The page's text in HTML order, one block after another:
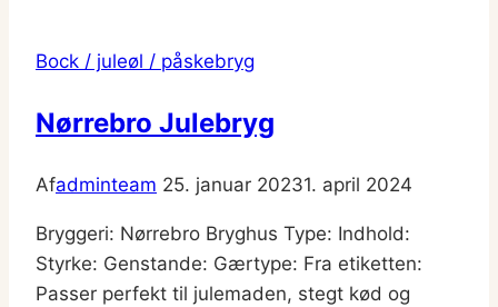
Bock / juleøl / påskebryg
Nørrebro Julebryg
Afadminteam 25. januar 20231. april 2024
Bryggeri: Nørrebro Bryghus Type: Indhold:
Styrke: Genstande: Gærtype: Fra etiketten:
Passer perfekt til julemaden, stegt kød og